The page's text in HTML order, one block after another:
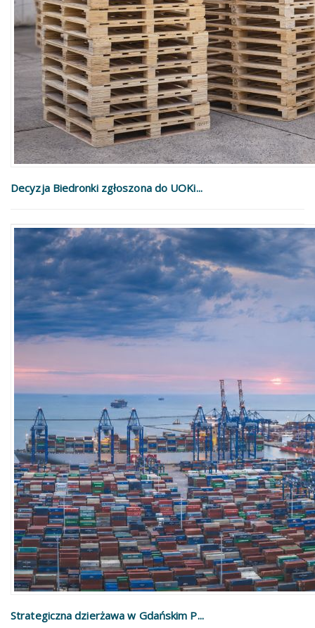
Decyzja Biedronki zgłoszona do UOKi...
Strategiczna dzierżawa w Gdańskim P...